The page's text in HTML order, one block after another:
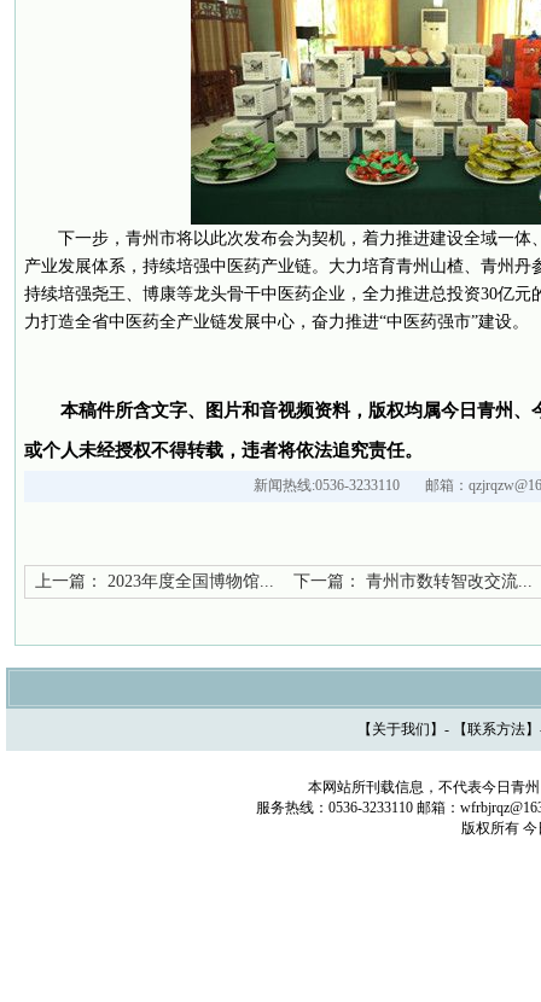
下一步，青州市将以此次发布会为契机，着力推进建设全域一体
产业发展体系，持续培强中医药产业链。大力培育青州山楂、青州丹
持续培强尧王、博康等龙头骨干中医药企业，全力推进总投资30亿元
力打造全省中医药全产业链发展中心，奋力推进“中医药强市”建设。
本稿件所含文字、图片和音视频资料，版权均属今日青州、
或个人未经授权不得转载，违者将依法追究责任。
新闻热线:0536-3233110 邮箱：
上一篇： 2023年度全国博物馆... 下一篇： 青州市数转智改交流...
【 关于我们 】- 【联系方法
本网站所刊载信息，不代表今日青
服务热线：0536-3233110 邮箱：
版权所有 今